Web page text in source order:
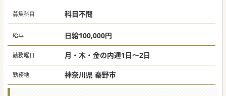
募集科目 科目不問
給与 日給100,000円
勤務曜日 月・木・金の内週1日～2日
勤務地 神奈川県 秦野市